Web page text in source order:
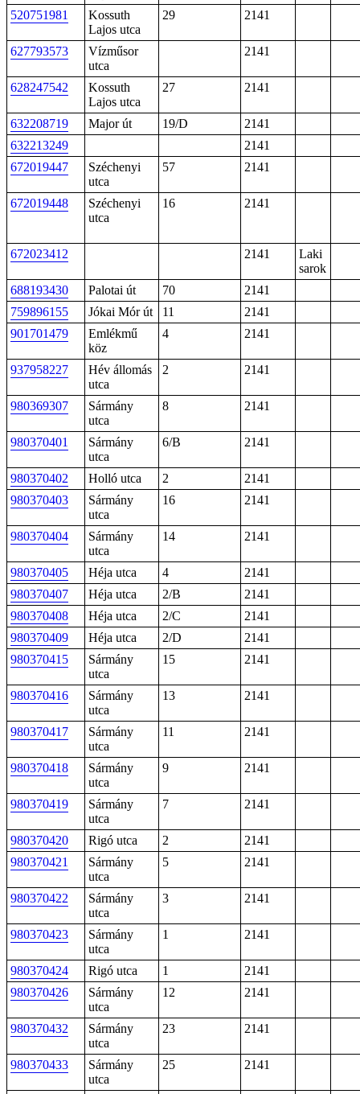
520751981
Kossuth
Lajos utca
29 2141
627793573
Vízműsor
utca
2141
628247542
Kossuth
Lajos utca
27 2141
632208719 Major út 19/D
2141
632213249
2141
672019447
Széchenyi
utca
57 2141
672019448
Széchenyi
utca
16 2141
672023412 2141
Laki
sarok
688193430
Palotai út 70
2141
759896155
Jókai Mór út 11
2141
901701479
Emlékmű
köz
4 2141
937958227
Hév állomás
utca
2 2141
980369307
Sármány
utca
8 2141
980370401
Sármány
utca
6/B 2141
980370402 Holló utca 2
2141
980370403
Sármány
utca
16 2141
980370404
Sármány
utca
14 2141
980370405 Héja utca 4
2141
980370407
Héja utca 2/B
2141
980370408
Héja utca 2/C
2141
980370409
Héja utca 2/D
2141
980370415
Sármány
utca
15 2141
980370416
Sármány
utca
13 2141
980370417
Sármány
utca
11 2141
980370418
Sármány
utca
9 2141
980370419
Sármány
utca
7 2141
980370420 Rigó utca 2
2141
980370421
Sármány
utca
5 2141
980370422
Sármány
utca
3 2141
980370423
Sármány
utca
1 2141
980370424 Rigó utca 1
2141
980370426
Sármány
utca
12 2141
980370432
Sármány
utca
23 2141
980370433
Sármány
utca
25 2141